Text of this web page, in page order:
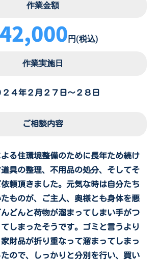
作業金額
円(税込)
作業実施日
２４年２月２７日～２８日
ご相談内容
る住環境整備のために長年ため続け
具の整理、不用品の処分、そしてそ
頼頂きました。元気な時は自分たち
ものが、ご主人、奥様とも身体を悪
どんと荷物が溜まってしまい手がつ
しまったそうです。ゴミと言うより
財品が折り重なって溜まってしまっ
ので、しっかりと分別を行い、買い